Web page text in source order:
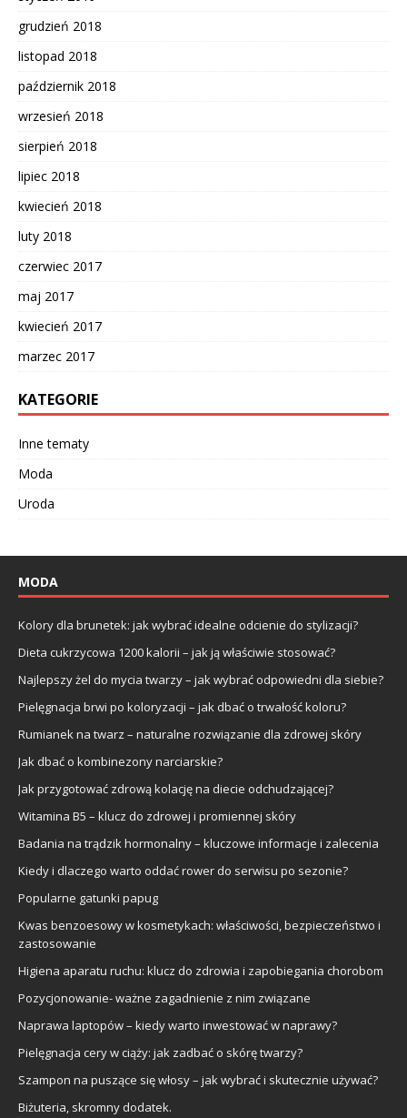
grudzień 2018
listopad 2018
październik 2018
wrzesień 2018
sierpień 2018
lipiec 2018
kwiecień 2018
luty 2018
czerwiec 2017
maj 2017
kwiecień 2017
marzec 2017
KATEGORIE
Inne tematy
Moda
Uroda
MODA
Kolory dla brunetek: jak wybrać idealne odcienie do stylizacji?
Dieta cukrzycowa 1200 kalorii – jak ją właściwie stosować?
Najlepszy żel do mycia twarzy – jak wybrać odpowiedni dla siebie?
Pielęgnacja brwi po koloryzacji – jak dbać o trwałość koloru?
Rumianek na twarz – naturalne rozwiązanie dla zdrowej skóry
Jak dbać o kombinezony narciarskie?
Jak przygotować zdrową kolację na diecie odchudzającej?
Witamina B5 – klucz do zdrowej i promiennej skóry
Badania na trądzik hormonalny – kluczowe informacje i zalecenia
Kiedy i dlaczego warto oddać rower do serwisu po sezonie?
Popularne gatunki papug
Kwas benzoesowy w kosmetykach: właściwości, bezpieczeństwo i
zastosowanie
Higiena aparatu ruchu: klucz do zdrowia i zapobiegania chorobom
Pozycjonowanie- ważne zagadnienie z nim związane
Naprawa laptopów – kiedy warto inwestować w naprawy?
Pielęgnacja cery w ciąży: jak zadbać o skórę twarzy?
Szampon na puszące się włosy – jak wybrać i skutecznie używać?
Biżuteria, skromny dodatek.